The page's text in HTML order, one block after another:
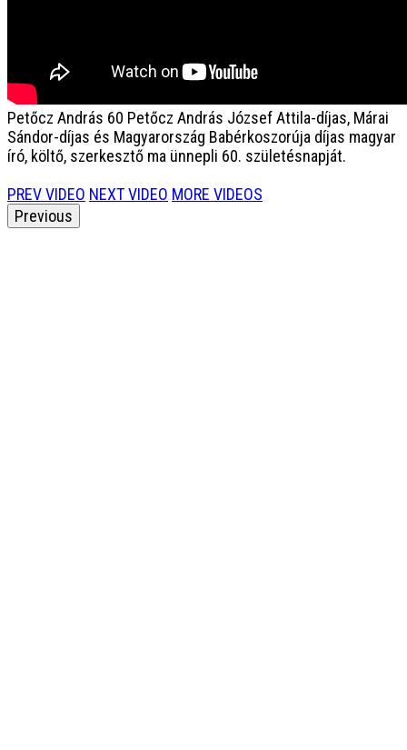
Petőcz András 60 Petőcz András József Attila-díjas, Márai
Sándor-díjas és Magyarország Babérkoszorúja díjas magyar
író, költő, szerkesztő ma ünnepli 60. születésnapját.
PREV VIDEO NEXT VIDEO MORE VIDEOS
Previous